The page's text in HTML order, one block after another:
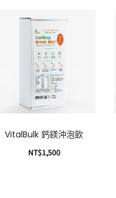
VitalBulk 鈣鎂沖泡飲
NT$1,500